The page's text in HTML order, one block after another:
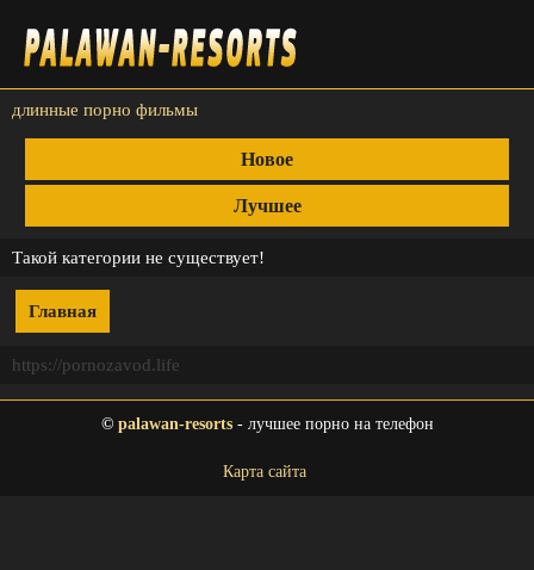
длинные порно фильмы
Новое
Лучшее
Такой категории не существует!
Главная
https://pornozavod.life
© palawan-resorts- лучшее порно на телефон
Карта сайта